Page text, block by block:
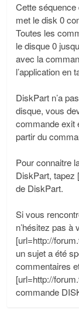
Cette séquence
met le disk 0
Toutes les
le disque 0
avec la
l’application en
DiskPart n’a
disque, vous
commande exit
partir du
Pour connaitre
DiskPart, tapez
de DiskPart.
Si vous
n’hésitez pas à
[url=http://
un sujet a été
commentaires
[url=http://
commande